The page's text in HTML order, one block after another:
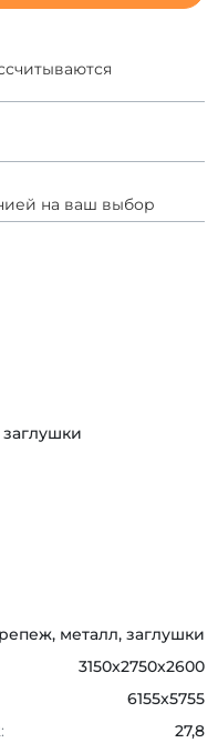
на ваш выбор
металл, заглушки
3150x2750x2600
6155x5755
27,8